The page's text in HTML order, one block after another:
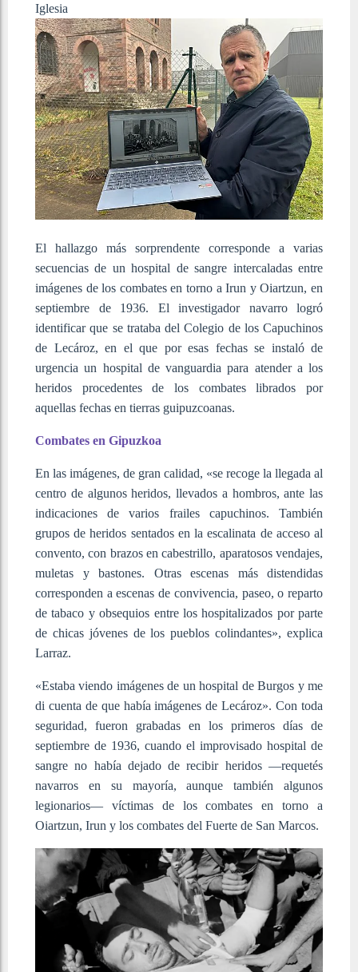
Iglesia
El hallazgo más sorprendente corresponde a varias
secuencias de un hospital de sangre intercaladas entre
imágenes de los combates en torno a Irun y Oiartzun, en
septiembre de 1936. El investigador navarro logró
identificar que se trataba del Colegio de los Capuchinos
de Lecároz, en el que por esas fechas se instaló de
urgencia un hospital de vanguardia para atender a los
heridos procedentes de los combates librados por
aquellas fechas en tierras guipuzcoanas.
Combates en Gipuzkoa
En las imágenes, de gran calidad, «se recoge la llegada al
centro de algunos heridos, llevados a hombros, ante las
indicaciones de varios frailes capuchinos. También
grupos de heridos sentados en la escalinata de acceso al
convento, con brazos en cabestrillo, aparatosos vendajes,
muletas y bastones. Otras escenas más distendidas
corresponden a escenas de convivencia, paseo, o reparto
de tabaco y obsequios entre los hospitalizados por parte
de chicas jóvenes de los pueblos colindantes», explica
Larraz.
«Estaba viendo imágenes de un hospital de Burgos y me
di cuenta de que había imágenes de Lecároz». Con toda
seguridad, fueron grabadas en los primeros días de
septiembre de 1936, cuando el improvisado hospital de
sangre no había dejado de recibir heridos —requetés
navarros en su mayoría, aunque también algunos
legionarios— víctimas de los combates en torno a
Oiartzun, Irun y los combates del Fuerte de San Marcos.